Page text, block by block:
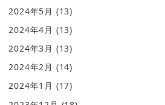
2024年5月 (13)
2024年4月 (13)
2024年3月 (13)
2024年2月 (14)
2024年1月 (17)